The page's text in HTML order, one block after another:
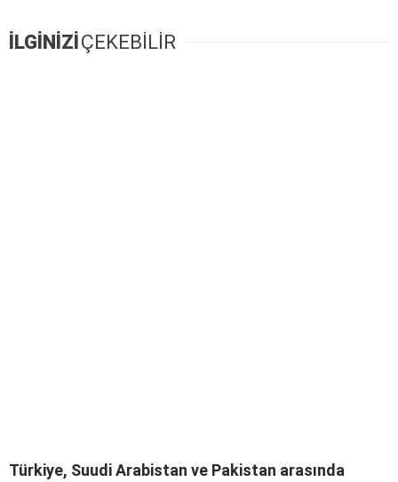
İLGİNİZİÇEKEBİLİR
Türkiye, Suudi Arabistan ve Pakistan arasında